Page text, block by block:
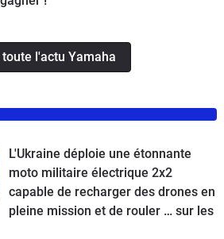
l'actu Yamaha
L'Ukraine déploie une étonnante
moto militaire électrique 2x2
capable de recharger des drones en
pleine mission et de rouler … sur les